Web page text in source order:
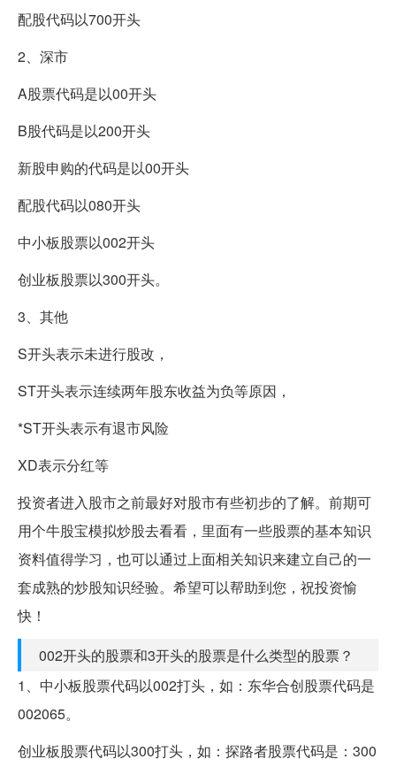
配股代码以700开头
2、深市
A股票代码是以00开头
B股代码是以200开头
新股申购的代码是以00开头
配股代码以080开头
中小板股票以002开头
创业板股票以300开头。
3、其他
S开头表示未进行股改，
ST开头表示连续两年股东收益为负等原因，
*ST开头表示有退市风险
XD表示分红等
投资者进入股市之前最好对股市有些初步的了解。前期可
用个牛股宝模拟炒股去看看，里面有一些股票的基本知识
资料值得学习，也可以通过上面相关知识来建立自己的一
套成熟的炒股知识经验。希望可以帮助到您，祝投资愉
快！
002开头的股票和3开头的股票是什么类型的股票？
1、中小板股票代码以002打头，如：东华合创股票代码是
002065。
创业板股票代码以300打头，如：探路者股票代码是：300